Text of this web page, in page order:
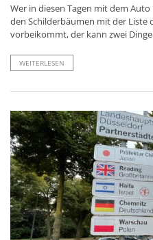
Wer in diesen Tagen mit dem
den Schilderbäumen mit der Liste
vorbeikommt, der kann zwei Dinge
WEITERLESEN